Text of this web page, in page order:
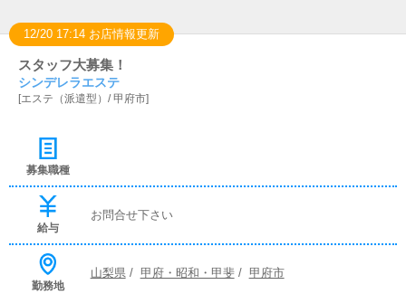
12/20 17:14 お店情報更新
スタッフ大募集！
シンデレラエステ
[エステ（派遣型） /甲府市]
募集職種
給与
お問合せ下さい
勤務地
山梨県/ 甲府・昭和・甲斐/ 甲府市